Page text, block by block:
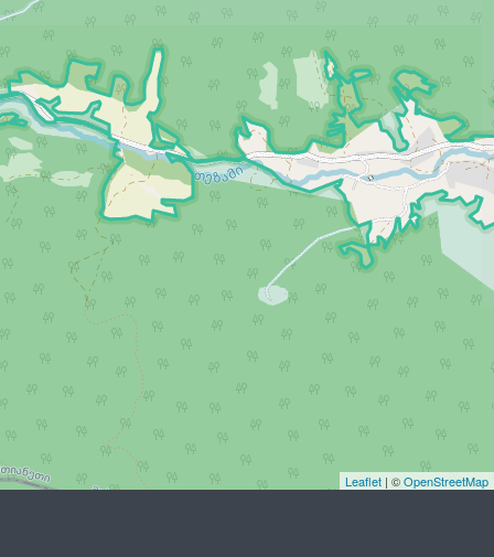
Leaflet | ©OpenStreetMap